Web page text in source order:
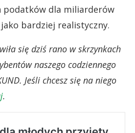
podatków dla miliarderów
bardziej realistyczny.
się dziś rano w skrzynkach
naszego codziennego
Jeśli chcesz się na niego
.